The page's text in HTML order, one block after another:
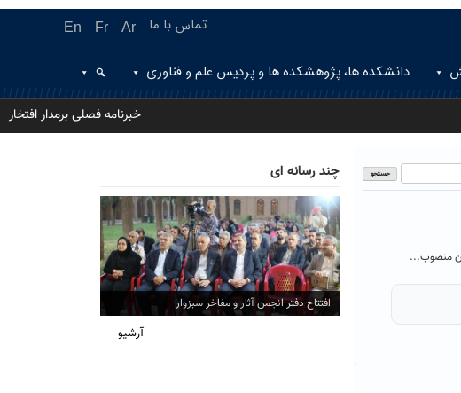
En Fr Ar تماس با ما
دانشکده ها، پژوهشکده ها و پردیس علم و فناوری
خبرنامه فصلی برمدار افتخار
منصوب...
چند رسانه ای
افتتاح دفتر انجمن آثار و مفاخر سبزوار
آرشیو